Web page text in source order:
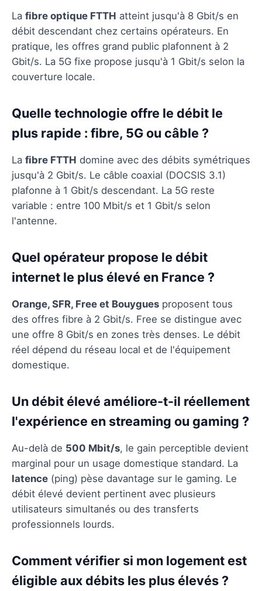
La fibre optique FTTH atteint jusqu'à 8 Gbit/s en
débit descendant chez certains opérateurs. En
pratique, les offres grand public plafonnent à 2
Gbit/s. La 5G fixe propose jusqu'à 1 Gbit/s selon la
couverture locale.
Quelle technologie offre le débit le
plus rapide : fibre, 5G ou câble ?
La fibre FTTH domine avec des débits symétriques
jusqu'à 2 Gbit/s. Le câble coaxial (DOCSIS 3.1)
plafonne à 1 Gbit/s descendant. La 5G reste
variable : entre 100 Mbit/s et 1 Gbit/s selon
l'antenne.
Quel opérateur propose le débit
internet le plus élevé en France ?
Orange, SFR, Free et Bouygues proposent tous
des offres fibre à 2 Gbit/s. Free se distingue avec
une offre 8 Gbit/s en zones très denses. Le débit
réel dépend du réseau local et de l'équipement
domestique.
Un débit élevé améliore-t-il réellement
l'expérience en streaming ou gaming ?
Au-delà de 500 Mbit/s, le gain perceptible devient
marginal pour un usage domestique standard. La
latence (ping) pèse davantage sur le gaming. Le
débit élevé devient pertinent avec plusieurs
utilisateurs simultanés ou des transferts
professionnels lourds.
Comment vérifier si mon logement est
éligible aux débits les plus élevés ?